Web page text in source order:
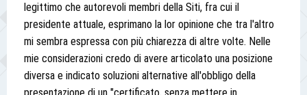
legittimo che autorevoli membri della Siti, fra cui il
presidente attuale, esprimano la lor opinione che tra l'altro
mi sembra espressa con più chiarezza di altre volte. Nelle
mie considerazioni credo di avere articolato una posizione
diversa e indicato soluzioni alternative all'obbligo della